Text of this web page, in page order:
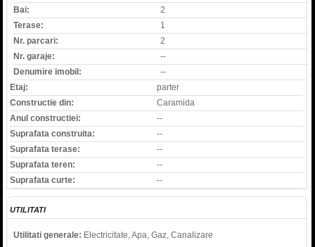
Bai:
2
Terase:
1
Nr. parcari:
2
Nr. garaje:
--
Denumire imobil:
--
Etaj:
parter
Constructie din:
Caramida
Anul constructiei:
--
Suprafata construita:
--
Suprafata terase:
--
Suprafata teren:
--
Suprafata curte:
--
UTILITATI
Utilitati generale: Electricitate, Apa, Gaz, Canalizare